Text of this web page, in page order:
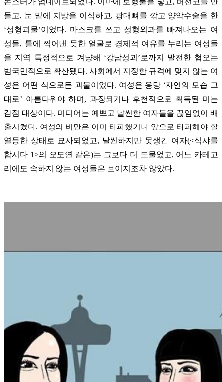
들고, 눈 밑에 지방을 이식하고, 광대뼈를 깎고 양악수술을 한
‘성형괴물’이었다. 마스크를 쓰고 성형외과를 빠져나오는 여
성들, 틀에 찍어낸 듯한 얼굴로 경제적 여유를 누리는 여성들
을 지역 특정적으로 겨냥해 ‘강남성괴’로까지 발전한 혐오는
범국민적으로 확산됐다. 사회에서 지정한 규격에 맞지 않는 여
성은 어떤 식으로든 괴물이었다. 여성은 응당 ‘자연의 모습 그
대로’ 아름다워야 하며, 과장되거나 후천적으로 획득된 미는
감점 대상이다. 미디어는 예쁘고 날씬한 여자들을 끊임없이 배
출시켰다. 여성의 비만은 이미 타파했거나 앞으로 타파해야 할
열등한 상태로 묘사되었고, 날씬하지만 못생긴 여자(<식샤를
합시다 1>의 오도연 같은)는 그보다 더 드물었고, 어느 카테고
리에도 속하지 않는 여성들은 보이지조차 않았다.